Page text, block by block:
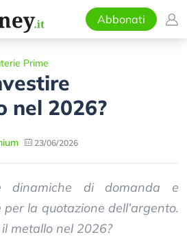
Abbonati
Prime
nel 2026?
23/06/2026
dinamiche di domanda e
la quotazione dell’argento.
metallo nel 2026?